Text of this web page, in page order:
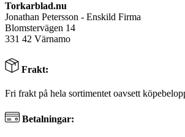
Torkarblad.nu
Jonathan Petersson - Enskild Firma
Blomstervägen 14
331 42 Värnamo
Frakt:
Fri frakt på hela sortimentet oavsett
Betalningar: